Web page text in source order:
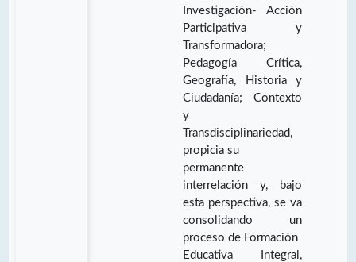
Investigación- Acción
Participativa y
Transformadora;
Pedagogía Crítica,
Geografía, Historia y
Ciudadanía; Contexto
y
Transdisciplinariedad,
propicia su
permanente
interrelación y, bajo
esta perspectiva, se va
consolidando un
proceso de Formación
Educativa Integral,